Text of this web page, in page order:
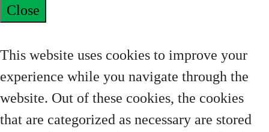
Close
This website uses cookies to improve your
experience while you navigate through the
website. Out of these cookies, the cookies
that are categorized as necessary are stored